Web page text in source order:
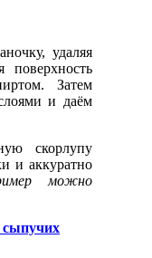
удаляя
поверхность
Затем
и даём
скорлупу
и аккуратно
можно